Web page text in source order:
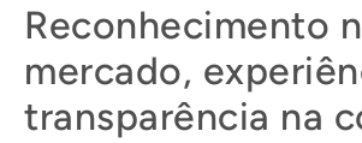
Reconhecimento
mercado,
transparência na